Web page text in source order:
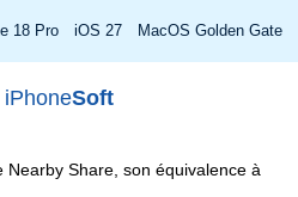
18 Pro iOS 27 MacOS Golden Gate
iPhoneSoft
Nearby Share, son équivalence à